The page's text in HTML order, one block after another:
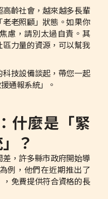
齡社會，越來越多長輩
老照顧」狀態。如果你
慮，請別太過自責。其
力量的資源，可以幫我
技設備談起，帶您一起
通報系統」。
什麼是「緊
？
，許多縣市政府開始導
例，他們在近期推出了
，免費提供符合資格的長